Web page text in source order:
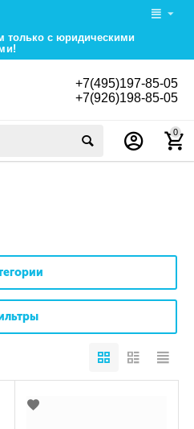
только с юридическими
+7(495)197-85-05
+7(926)198-85-05
0